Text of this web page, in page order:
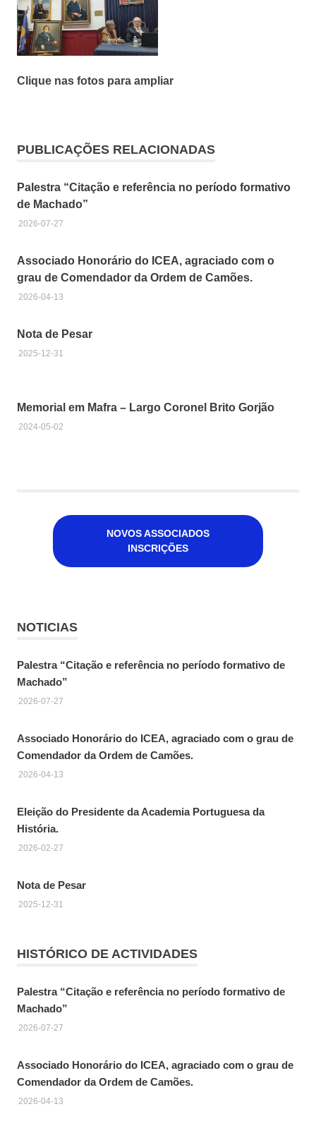
Clique nas fotos para ampliar
da História
Doutor
Monteiro
PUBLICAÇÕES RELACIONADAS
Palestra “Citação e referência no período formativo
de Machado”
2026-07-27
Associado Honorário do ICEA, agraciado com o
grau de Comendador da Ordem de Camões.
2026-04-13
Nota de Pesar
2025-12-31
Memorial em Mafra – Largo Coronel Brito Gorjão
2024-05-02
NOVOS ASSOCIADOS
INSCRIÇÕES
NOTICIAS
Palestra “Citação e referência no período formativo de
Machado”
2026-07-27
Associado Honorário do ICEA, agraciado com o grau de
Comendador da Ordem de Camões.
2026-04-13
Eleição do Presidente da Academia Portuguesa da
História.
2026-02-27
Nota de Pesar
2025-12-31
HISTÓRICO DE ACTIVIDADES
Palestra “Citação e referência no período formativo de
Machado”
2026-07-27
Associado Honorário do ICEA, agraciado com o grau de
Comendador da Ordem de Camões.
2026-04-13